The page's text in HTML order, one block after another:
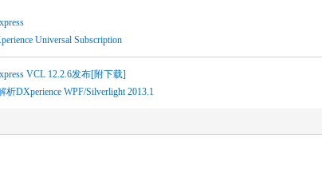
Universal Subscription
VCL 12.2.6发布[附下载]
析DXperience WPF/Silverlight 2013.1